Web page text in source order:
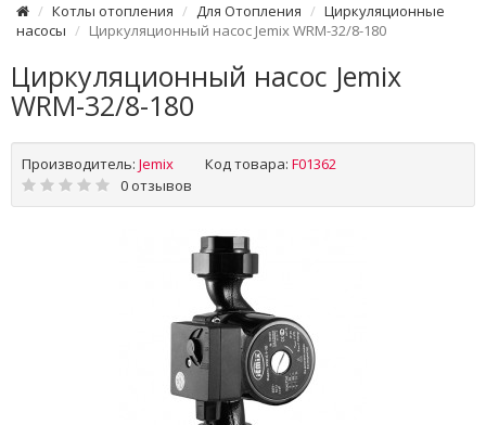
Котлы отопления Для Отопления
Циркуляционные
насосы
Циркуляционный насос Jemix WRM-32/8-180
Циркуляционный насос Jemix
WRM-32/8-180
Производитель: Jemix Код товара: F01362
0 отзывов